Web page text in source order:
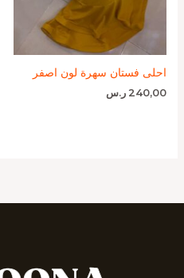
احلى فستان سهرة لون اصفر
240,00 ر.س